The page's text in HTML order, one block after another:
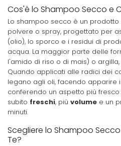
Cos'è lo Shampoo Secco e
Lo shampoo secco è un
polvere o spray, progettato per
(olio), lo sporco e i residui di
acqua. La maggior parte delle
l'amido di riso o di mais) o
Quando applicati alle radici dei
legano agli oli, facendo apparire
conferendo un aspetto più fresco
subito freschi, più volume e un
minuti.
Scegliere lo Shampoo
Te?